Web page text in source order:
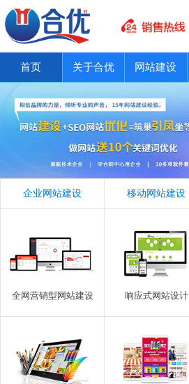
首页 关于合优 网站建设
企业网站建设 移动网站建设
全网营销型网站建设 响应式网站设计